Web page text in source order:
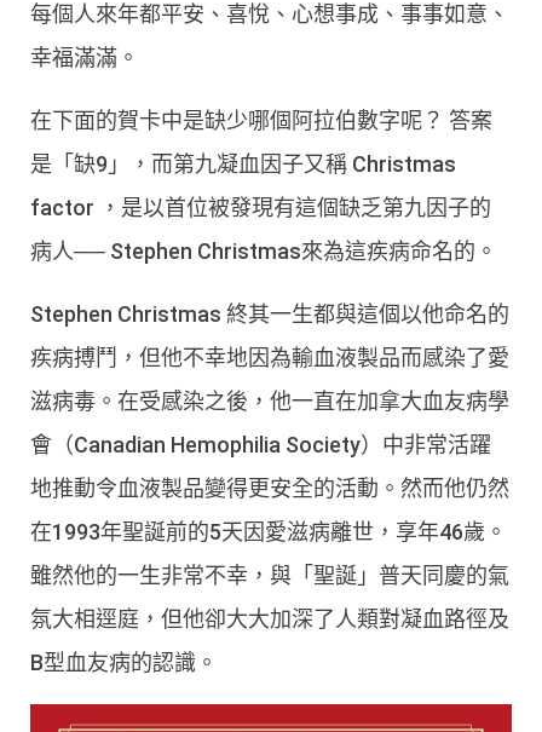
每個人來年都平安、喜悅、心想事成、事事如意、
幸福滿滿。
在下面的賀卡中是缺少哪個阿拉伯數字呢？ 答案
是「缺9」，而第九凝血因子又稱 Christmas
factor ，是以首位被發現有這個缺乏第九因子的
病人── Stephen Christmas來為這疾病命名的。
Stephen Christmas 終其一生都與這個以他命名的
疾病搏鬥，但他不幸地因為輸血液製品而感染了愛
滋病毒。在受感染之後，他一直在加拿大血友病學
會（Canadian Hemophilia Society）中非常活躍
地推動令血液製品變得更安全的活動。然而他仍然
在1993年聖誕前的5天因愛滋病離世，享年46歲。
雖然他的一生非常不幸，與「聖誕」普天同慶的氣
氛大相逕庭，但他卻大大加深了人類對凝血路徑及
B型血友病的認識。